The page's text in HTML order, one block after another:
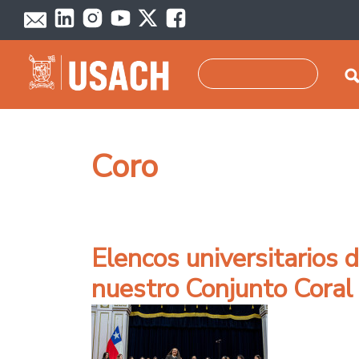
Pasar al contenido principal
Coro
Elencos universitarios
nuestro Conjunto